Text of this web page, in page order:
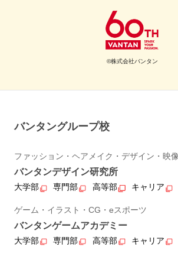
©株式会社バンタン
バンタングループ校
ファッション・ヘアメイク・デザイン・映像
バンタンデザイン研究所
大学部 専門部 高等部 キャリア
ゲーム・イラスト・CG・eスポーツ
バンタンゲームアカデミー
大学部 専門部 高等部 キャリア